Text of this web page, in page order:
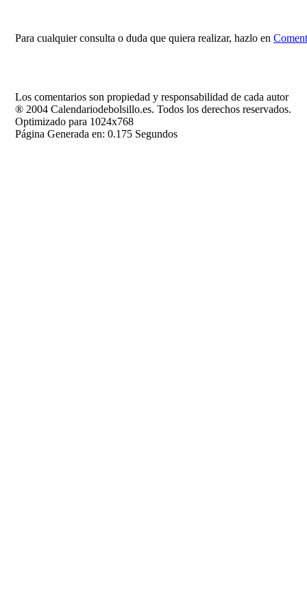
Para cualquier consulta o duda que quiera realizar, hazlo en
Los comentarios son propiedad y responsabilidad de cada autor
® 2004 Calendariodebolsillo.es. Todos los derechos reservados.
Optimizado para 1024x768
Página Generada en: 0.175 Segundos